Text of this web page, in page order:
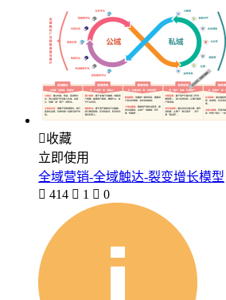
收藏
立即使用
全域营销-全域触达-裂变增长模型
 414  1  0